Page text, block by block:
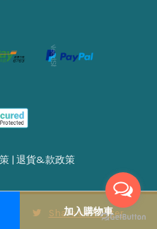
加入購物車
| 退貨&款政策
Share on Twitter